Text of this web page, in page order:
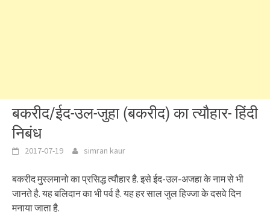
बकरीद/ईद-उल-जुहा (बकरीद) का त्यौहार- हिंदी
निबंध
2017-07-19 simran kaur
बकरीद मुस्लमानो का प्रसिद्ध त्यौहार है. इसे ईद-उल-अजहा के नाम से भी
जानते है. यह बलिदान का भी पर्व है. यह हर साल जुल हिज्जा के दसवे दिन
मनाया जाता है.